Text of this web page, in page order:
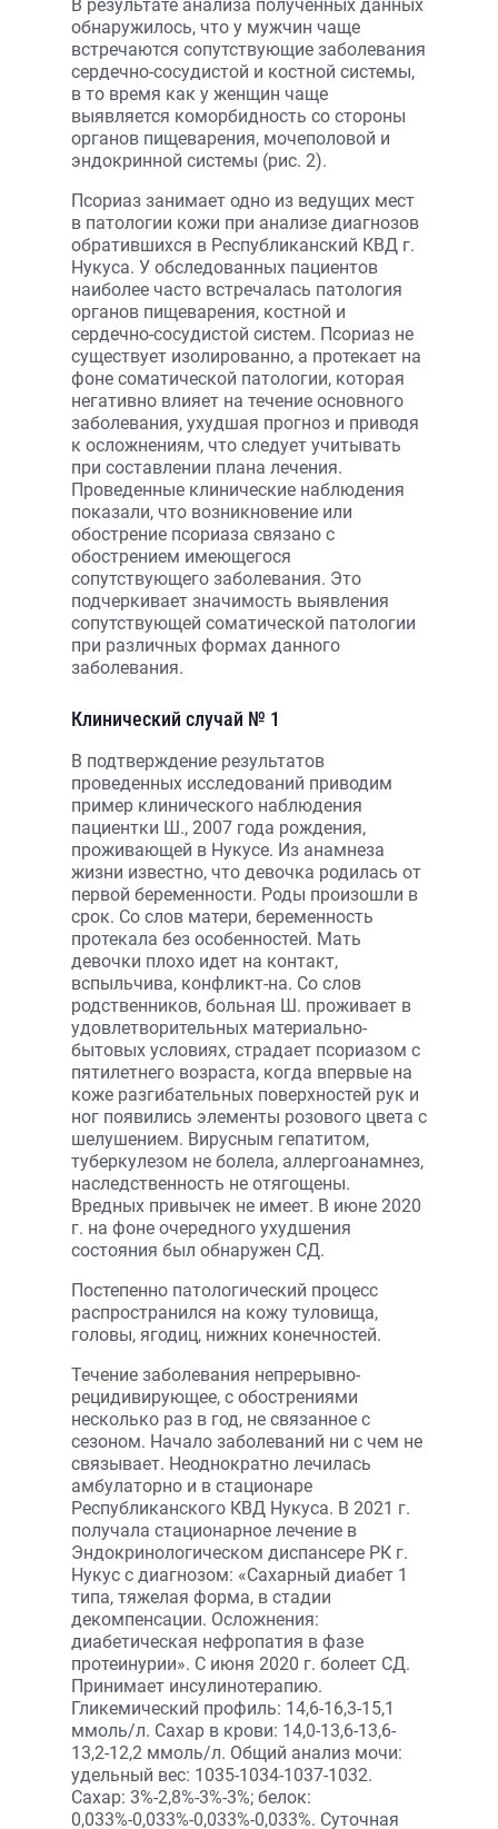
В результате анализа полученных данных
обнаружилось, что у мужчин чаще
встречаются сопутствующие заболевания
сердечно-сосудистой и костной системы,
в то время как у женщин чаще
выявляется коморбидность со стороны
органов пищеварения, мочеполовой и
эндокринной системы (рис. 2).
Псориаз занимает одно из ведущих мест
в патологии кожи при анализе диагнозов
обратившихся в Республиканский КВД г.
Нукуса. У обследованных пациентов
наиболее часто встречалась патология
органов пищеварения, костной и
сердечно-сосудистой систем. Псориаз не
существует изолированно, а протекает на
фоне соматической патологии, которая
негативно влияет на течение основного
заболевания, ухудшая прогноз и приводя
к осложнениям, что следует учитывать
при составлении плана лечения.
Проведенные клинические наблюдения
показали, что возникновение или
обострение псориаза связано с
обострением имеющегося
сопутствующего заболевания. Это
подчеркивает значимость выявления
сопутствующей соматической патологии
при различных формах данного
заболевания.
Клинический случай № 1
В подтверждение результатов
проведенных исследований приводим
пример клинического наблюдения
пациентки Ш., 2007 года рождения,
проживающей в Нукусе. Из анамнеза
жизни известно, что девочка родилась от
первой беременности. Роды произошли в
срок. Со слов матери, беременность
протекала без особенностей. Мать
девочки плохо идет на контакт,
вспыльчива, конфликт-на. Со слов
родственников, больная Ш. проживает в
удовлетворительных материально-
бытовых условиях, страдает псориазом с
пятилетнего возраста, когда впервые на
коже разгибательных поверхностей рук и
ног появились элементы розового цвета с
шелушением. Вирусным гепатитом,
туберкулезом не болела, аллергоанамнез,
наследственность не отягощены.
Вредных привычек не имеет. В июне 2020
г. на фоне очередного ухудшения
состояния был обнаружен СД.
Постепенно патологический процесс
распространился на кожу туловища,
головы, ягодиц, нижних конечностей.
Течение заболевания непрерывно-
рецидивирующее, с обострениями
несколько раз в год, не связанное с
сезоном. Начало заболеваний ни с чем не
связывает. Неоднократно лечилась
амбулаторно и в стационаре
Республиканского КВД Нукуса. В 2021 г.
получала стационарное лечение в
Эндокринологическом диспансере РК г.
Нукус с диагнозом: «Сахарный диабет 1
типа, тяжелая форма, в стадии
декомпенсации. Осложнения:
диабетическая нефропатия в фазе
протеинурии». С июня 2020 г. болеет СД.
Принимает инсулинотерапию.
Гликемический профиль: 14,6-16,3-15,1
ммоль/л. Сахар в крови: 14,0-13,6-13,6-
13,2-12,2 ммоль/л. Общий анализ мочи:
удельный вес: 1035-1034-1037-1032.
Сахар: 3%-2,8%-3%-3%; белок:
0,033%-0,033%-0,033%-0,033%. Суточная